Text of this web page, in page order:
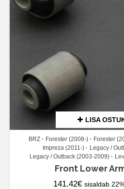
LISA
BRZ Forester (2008-) Forester
Impreza (2011-)
Legacy /
Legacy / Outback (2003-2009)
Front Lower
141.42€ sisaldab